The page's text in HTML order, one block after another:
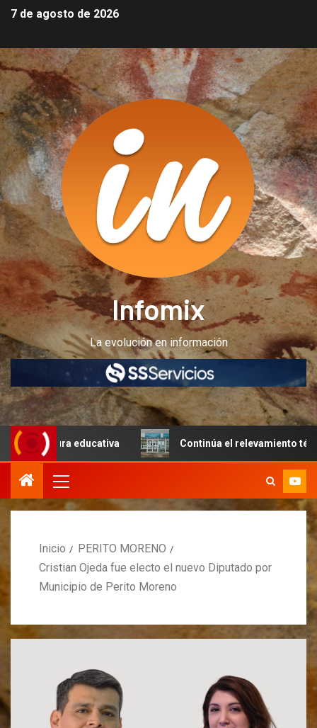
7 de agosto de 2026
Infomix
La evolución en información
educativa Continúa el relevamiento técnico en
Inicio
PERITO MORENO
Cristian Ojeda fue electo el nuevo Diputado por
Municipio de Perito Moreno